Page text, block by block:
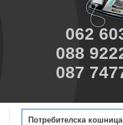
062
088
087
Потребителска кошница